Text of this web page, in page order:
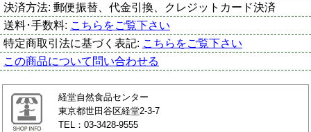
決済方法: 郵便振替、代金引換、クレジットカード決済
送料･手数料: こちらをご覧下さい
特定商取引法に基づく表記: こちらをご覧下さい
この商品について問い合わせる
経堂自然食品センター
東京都世田谷区経堂2-3-7
TEL：03-3428-9555